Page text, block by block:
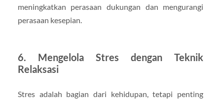
meningkatkan perasaan dukungan dan mengurangi
perasaan kesepian.
6. Mengelola Stres dengan Teknik
Relaksasi
Stres adalah bagian dari kehidupan, tetapi penting